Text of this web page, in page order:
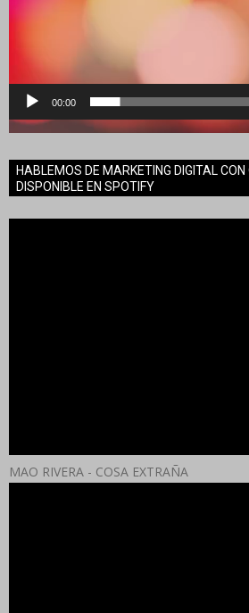
00:00
HABLEMOS DE MARKETING DIGITAL
DISPONIBLE EN SPOTIFY
MAO RIVERA - COSA EXTRAÑA